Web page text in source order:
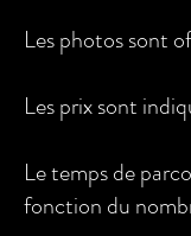
Les photos sont
Les prix sont
Le temps de
fonction du